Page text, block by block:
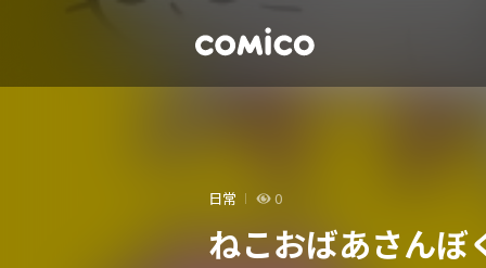
日常 0
ねこおばあさんぼ